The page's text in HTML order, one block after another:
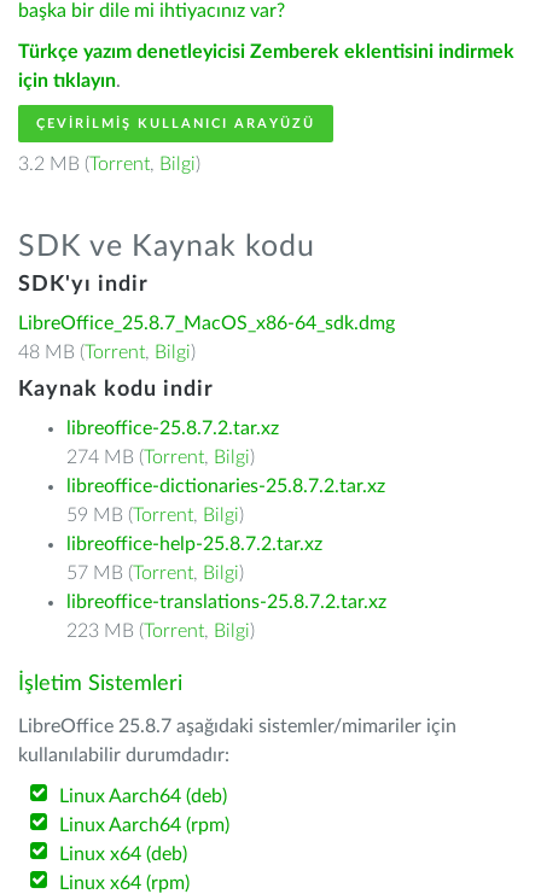
başka bir dile mi ihtiyacınız var?
Türkçe yazım denetleyicisi Zemberek eklentisini indirmek
için tıklayın.
ÇEVIRILMIŞ KULLANICI ARAYÜZÜ
3.2 MB (Torrent, Bilgi)
SDK ve Kaynak kodu
SDK'yı indir
LibreOffice_25.8.7_MacOS_x86-64_sdk.dmg
48 MB (Torrent, Bilgi)
Kaynak kodu indir
libreoffice-25.8.7.2.tar.xz
274 MB (Torrent, Bilgi)
libreoffice-dictionaries-25.8.7.2.tar.xz
59 MB (Torrent, Bilgi)
libreoffice-help-25.8.7.2.tar.xz
57 MB (Torrent, Bilgi)
libreoffice-translations-25.8.7.2.tar.xz
223 MB (Torrent, Bilgi)
İşletim Sistemleri
LibreOffice 25.8.7 aşağıdaki sistemler/mimariler için
kullanılabilir durumdadır:
Linux Aarch64 (deb)
Linux Aarch64 (rpm)
Linux x64 (deb)
Linux x64 (rpm)